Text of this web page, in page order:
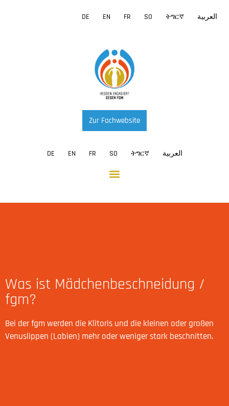
DE EN FR SO ትግርኛ العربية
Zur Fachwebsite
DE EN FR SO ትግርኛ العربية
Was ist Mädchenbeschneidung /
fgm?
Bei der fgm werden die Klitoris und die kleinen oder großen
Venuslippen (Labien) mehr oder weniger stark beschnitten.